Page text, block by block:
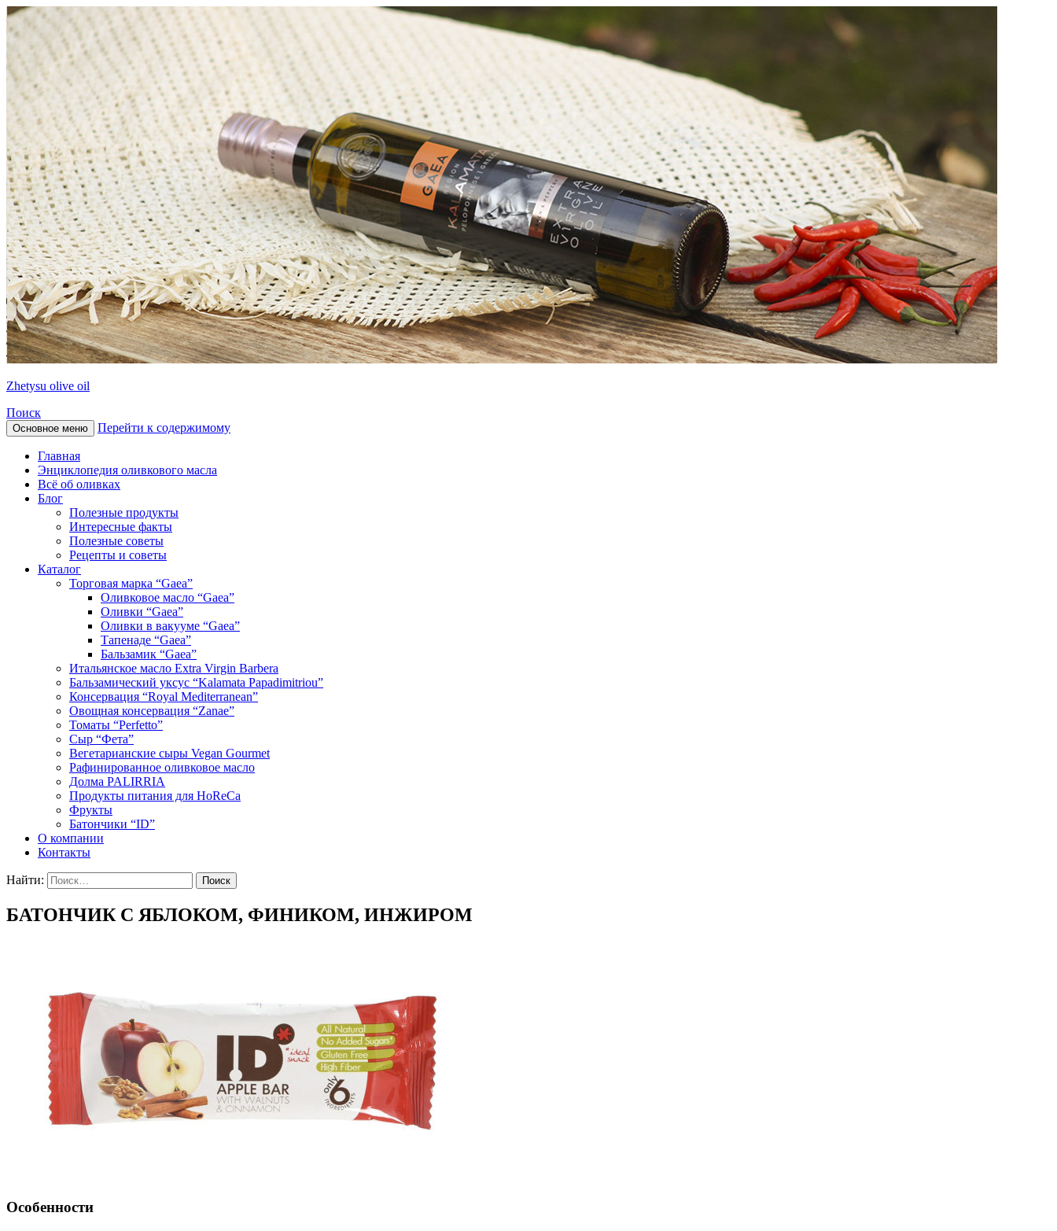
Zhetysu olive oil
Поиск
Основное меню Перейти к содержимому
Главная
Энциклопедия оливкового масла
Всё об оливках
Блог
Полезные продукты
Интересные факты
Полезные советы
Рецепты и советы
Каталог
Торговая марка “Gaea”
Оливковое масло “Gaea”
Оливки “Gaea”
Оливки в вакууме “Gaea”
Тапенаде “Gaea”
Бальзамик “Gaea”
Итальянское масло Extra Virgin Barbera
Бальзамический уксус “Kalamata Papadimitriou”
Консервация “Royal Mediterranean”
Овощная консервация “Zanae”
Томаты “Perfetto”
Сыр “Фета”
Вегетарианские сыры Vegan Gourmet
Рафинированное оливковое масло
Долма PALIRRIA
Продукты питания для HoReCa
Фрукты
Батончики “ID”
О компании
Контакты
Найти:
БАТОНЧИК С ЯБЛОКОМ, ФИНИКОМ, ИНЖИРОМ
Особенности